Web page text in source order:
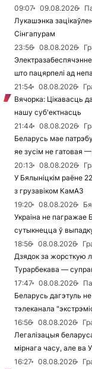
09:07
09.08.2026
Лукашэнка
Сінгапурам
23:56
08.08.2026
што пацярпелі ад
21:54
08.08.2026
Вячорка: Цікавасць
нашу суб'ектнасць
21:44
08.08.2026
Беларусь мае
яе зусім не гатовая
20:13
08.08.2026
У Бялыніцкім раёне
з грузавіком КамАЗ
19:20
08.08.2026
Украіна не пагражае
сутыкнецца ў
18:56
08.08.2026
Дзядок за жорсткую
Турарбекава —
17:47
08.08.2026
Беларусь дагэтуль
тэлеканала
16:56
08.08.2026
Легалізацыя
мірнага часу, але ва
16:27
08.08.2026